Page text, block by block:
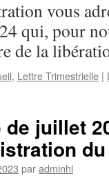
vous
qui, pour
de la
, Lettre Trimestrielle |
de juillet
paradminhl